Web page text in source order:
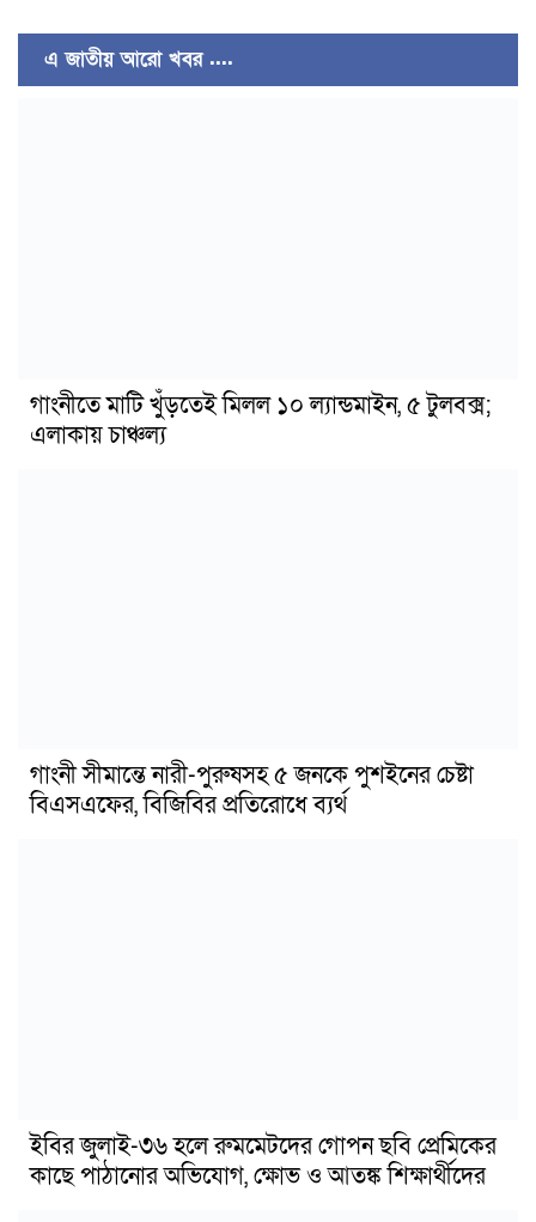
এ জাতীয় আরো খবর ....
গাংনীতে মাটি খুঁড়তেই মিলল ১০ ল্যান্ডমাইন, ৫ টুলবক্স;
এলাকায় চাঞ্চল্য
গাংনী সীমান্তে নারী-পুরুষসহ ৫ জনকে পুশইনের চেষ্টা
বিএসএফের, বিজিবির প্রতিরোধে ব্যর্থ
ইবির জুলাই-৩৬ হলে রুমমেটদের গোপন ছবি প্রেমিকের
কাছে পাঠানোর অভিযোগ, ক্ষোভ ও আতঙ্ক শিক্ষার্থীদের